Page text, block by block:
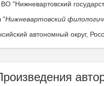
"Нижневартовский
"Нижневартовский
автономный округ,